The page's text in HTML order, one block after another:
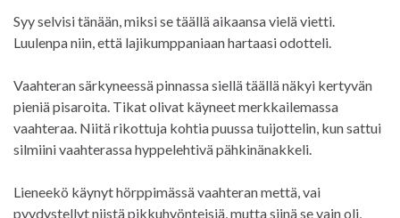
Syy selvisi tänään, miksi se täällä aikaansa vielä vietti.
Luulenpa niin, että lajikumppaniaan hartaasi odotteli.
Vaahteran särkyneessä pinnassa siellä täällä näkyi kertyvän
pieniä pisaroita. Tikat olivat käyneet merkkailemassa
vaahteraa. Niitä rikottuja kohtia puussa tuijottelin, kun sattui
silmiini vaahterassa hyppelehtivä pähkinänakkeli.
Lieneekö käynyt hörppimässä vaahteran mettä, vai
pyydystellyt niistä pikkuhyönteisiä, mutta siinä se vain oli,